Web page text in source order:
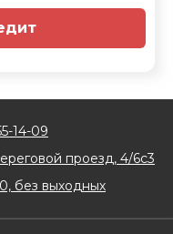
14-09
проезд, 4/6с3
без выходных